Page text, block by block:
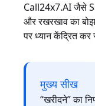
Call24x7.AI जैसे
और रखरखाव का
पर ध्यान केंद्रित
मुख्य सीख
“खरीदने” का